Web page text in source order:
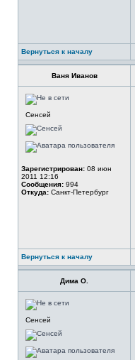
Вернуться к началу
Ваня Иванов
Сенсей
Зарегистрирован: 08 июн
2011 12:16
Сообщения: 994
Откуда: Санкт-Петербург
Вернуться к началу
Дима О.
Сенсей